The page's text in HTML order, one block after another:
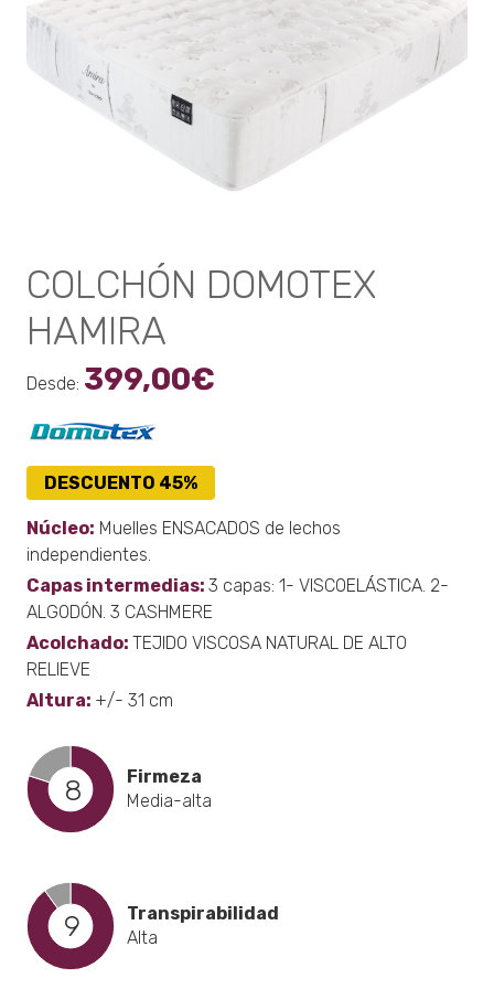
pueden
página
producto
COLCHÓN DOMOTEX
HAMIRA
Desde: 399,00€
DESCUENTO 45%
Núcleo: Muelles ENSACADOS de lechos
independientes.
Capas intermedias: 3 capas: 1- VISCOELÁSTICA. 2-
ALGODÓN. 3 CASHMERE
Acolchado: TEJIDO VISCOSA NATURAL DE ALTO
RELIEVE
Altura: +/- 31 cm
8
Firmeza
Media-alta
9
Transpirabilidad
Alta